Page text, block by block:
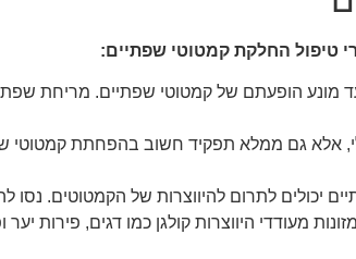
טיפול החלקת קמטוטי שפתיים:
גם ממלא תפקיד חשוב בהפחתת קמטוטי
יכולים לתרום להיווצרות של הקמטוטים. נסו
מעודדי היווצרות קולגן כמו דגים, פירות